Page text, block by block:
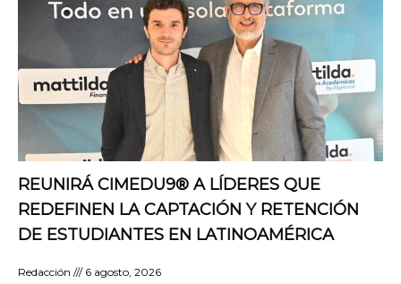
REUNIRÁ CIMEDU9®️ A LÍDERES QUE
REDEFINEN LA CAPTACIÓN Y RETENCIÓN
DE ESTUDIANTES EN LATINOAMÉRICA
Redacción 6 agosto, 2026